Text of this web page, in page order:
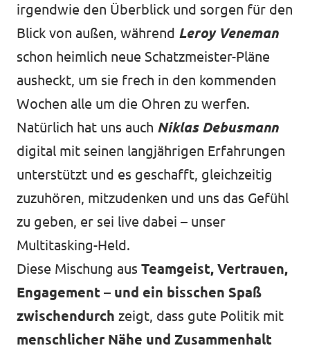
irgendwie den Überblick und sorgen für den
Blick von außen, während Leroy Veneman
schon heimlich neue Schatzmeister-Pläne
ausheckt, um sie frech in den kommenden
Wochen alle um die Ohren zu werfen.
Natürlich hat uns auch Niklas Debusmann
digital mit seinen langjährigen Erfahrungen
unterstützt und es geschafft, gleichzeitig
zuzuhören, mitzudenken und uns das Gefühl
zu geben, er sei live dabei – unser
Multitasking-Held.
Diese Mischung aus Teamgeist, Vertrauen,
Engagement – und ein bisschen Spaß
zwischendurch zeigt, dass gute Politik mit
menschlicher Nähe und Zusammenhalt